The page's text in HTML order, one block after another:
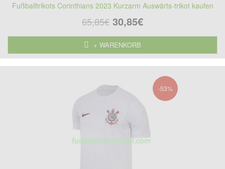
Fußballtrikots Corinthians 2023 Kurzarm Auswärts-trikot kaufen
65,85€ 30,85€
+ WARENKORB
-53%